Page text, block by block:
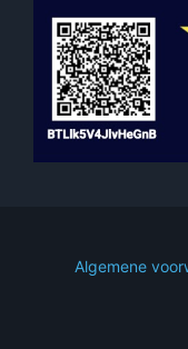
Algemene